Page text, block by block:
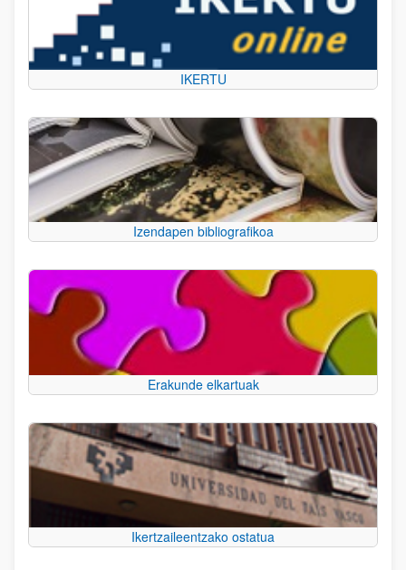
IKERTU
Izendapen bibliografikoa
Erakunde elkartuak
Ikertzaileentzako ostatua